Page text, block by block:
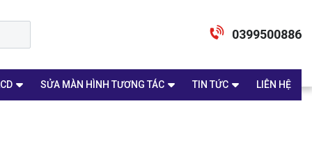
0399500886
SỬA MÀN HÌNH TƯƠNG TÁC TIN TỨC LIÊN HỆ